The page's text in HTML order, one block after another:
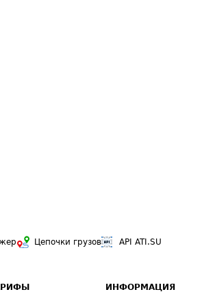
Цепочки грузов API ATI.SU
ИНФОРМАЦИЯ